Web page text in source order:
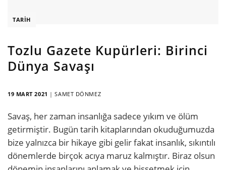
TARIH
Tozlu Gazete Kupürleri: Birinci
Dünya Savaşı
19 MART 2021 |SAMET DÖNMEZ
Savaş, her zaman insanlığa sadece yıkım ve ölüm
getirmiştir. Bugün tarih kitaplarından okuduğumuzda
bize yalnızca bir hikaye gibi gelir fakat insanlık, sıkıntılı
dönemlerde birçok acıya maruz kalmıştır. Biraz olsun